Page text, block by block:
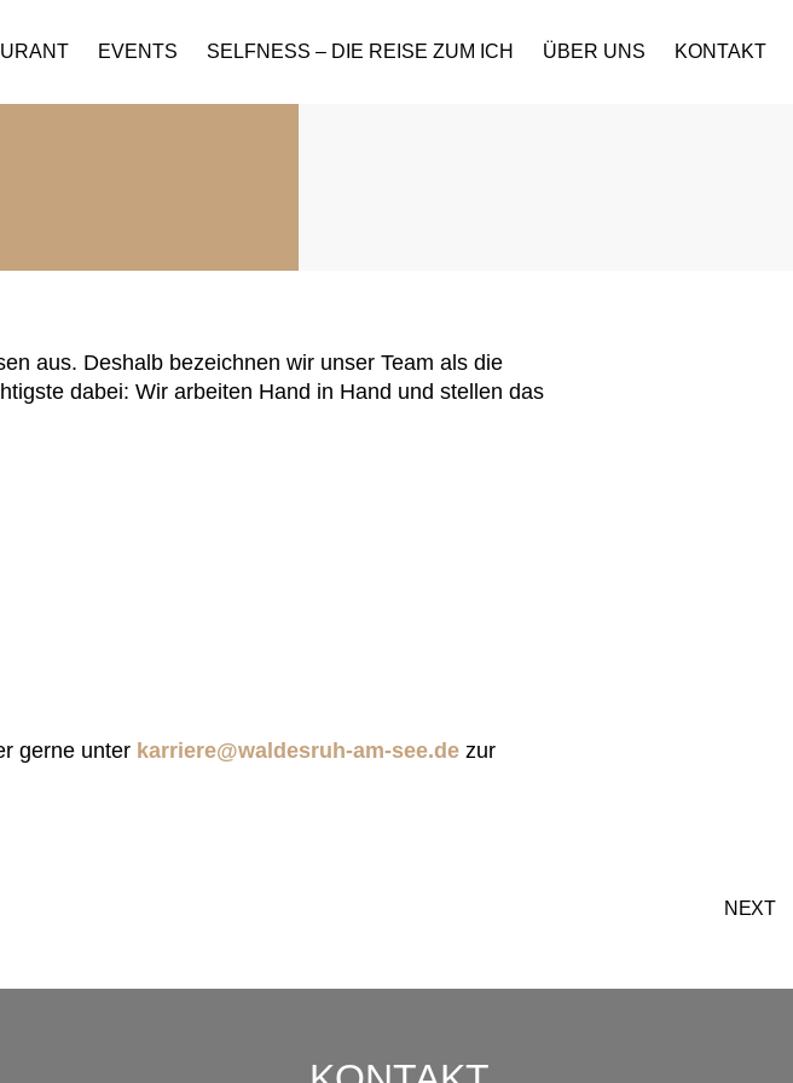
EVENTS SELFNESS – DIE REISE ZUM ICH ÜBER UNS KONTAKT
aus. Deshalb bezeichnen wir unser Team als die
dabei: Wir arbeiten Hand in Hand und stellen das
gerne unter karriere@waldesruh-am-see.de zur
NEXT